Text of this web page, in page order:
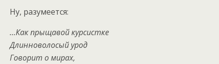
Ну, разумеется:
…Как прыщавой курсистке
Длинноволосый урод
Говорит о мирах,